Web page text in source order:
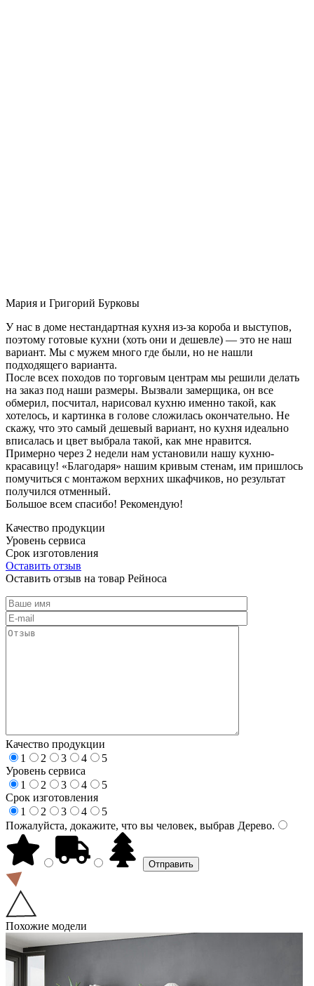
Мария и Григорий Бурковы
У нас в доме нестандартная кухня из-за короба и выступов,
поэтому готовые кухни (хоть они и дешевле) — это не наш
вариант. Мы с мужем много где были, но не нашли
подходящего варианта.
После всех походов по торговым центрам мы решили делать
на заказ под наши размеры. Вызвали замерщика, он все
обмерил, посчитал, нарисовал кухню именно такой, как
хотелось, и картинка в голове сложилась окончательно. Не
скажу, что это самый дешевый вариант, но кухня идеально
вписалась и цвет выбрала такой, как мне нравится.
Примерно через 2 недели нам установили нашу кухню-
красавицу! «Благодаря» нашим кривым стенам, им пришлось
помучиться с монтажом верхних шкафчиков, но результат
получился отменный.
Большое всем спасибо! Рекомендую!
Качество продукции
Уровень сервиса
Срок изготовления
Оставить отзыв
Оставить отзыв на товар Рейноса
Качество продукции
1
2 3 4
5
Уровень сервиса
1
2 3 4
5
Срок изготовления
1
2 3 4
5
Пожалуйста, докажите, что вы человек, выбрав Дерево.
Похожие модели